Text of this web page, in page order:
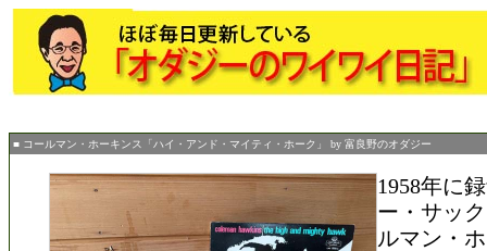
■ コールマン・ホーキンス「ハイ・アンド・マイティ・ホーク」 by 富良野のオダジー
1958年に
ー・サッ
ルマン・